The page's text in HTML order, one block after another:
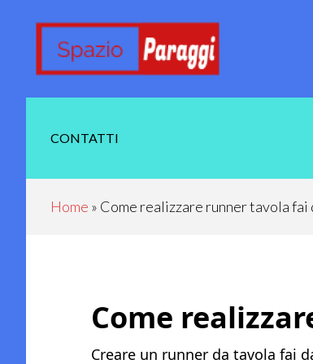
secondary
CONTATTI
Home » Come realizzare runner tavola fai
Come
Creare un runner da tavola fai